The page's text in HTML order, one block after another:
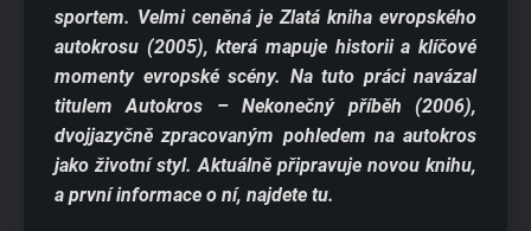
sportem. Velmi ceněná je Zlatá kniha evropského
autokrosu (2005), která mapuje historii a klíčové
momenty evropské scény. Na tuto práci navázal
titulem Autokros – Nekonečný příběh (2006),
dvojjazyčně zpracovaným pohledem na autokros
jako životní styl. Aktuálně připravuje novou knihu,
a první informace o ní, najdete tu.